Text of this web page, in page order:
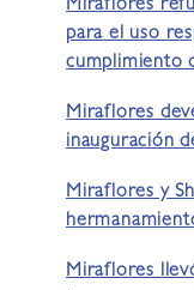
Miraflores
para el uso
cumplimiento
Miraflores
inauguración
Miraflores y
Miraflores